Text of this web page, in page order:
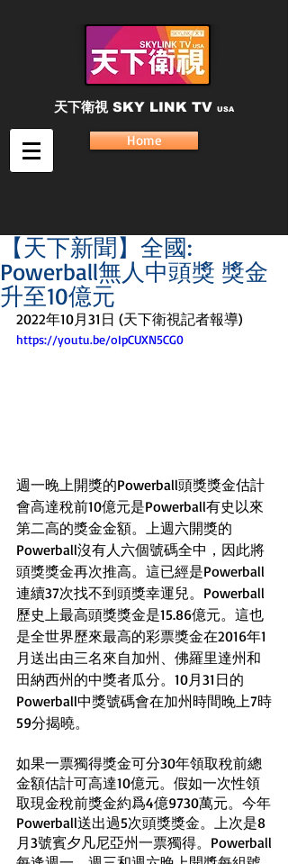
天下衛視 SKY LINK TV USA
Home
【天下新聞】全國:
Powerball無人中頭獎 獎金
升至10億元
2022年10月31日 (天下衛視記者報導)
https://youtu.be/oIpCUXN5CG0
週一晚上開獎的Powerball頭獎獎金估計
會高達稅前10億元是Powerball有史以來
第二高的獎金金額。上週六開獎的
Powerball沒有人六個號碼全中，因此將
頭獎獎金再次推高。這已經是Powerball
連續37次找不到頭獎幸運兒。Powerball
歷史上最高頭獎獎金是15.86億元。這也
是全世界歷來最高的彩票獎金在2016年1
月送出由三名來自加州、佛羅里達州和
田納西州的中獎者瓜分。10月31日的
Powerball中獎號碼會在加州時間晚上7時
59分揭曉。
如果一票獨得獎金可分30年領取稅前總
金額估計可高達10億元。假如一次性領
取現金稅前獎金約爲4億9730萬元。今年
Powerball送出過5次頭獎獎金。上次是8
月3號賓夕凡尼亞州一票獨得。Powerball